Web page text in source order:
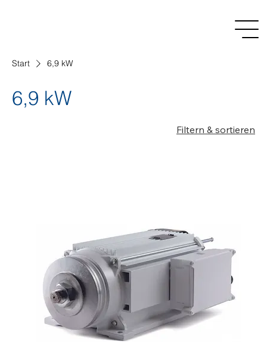
Start 6,9 kW
6,9 kW
Filtern & sortieren